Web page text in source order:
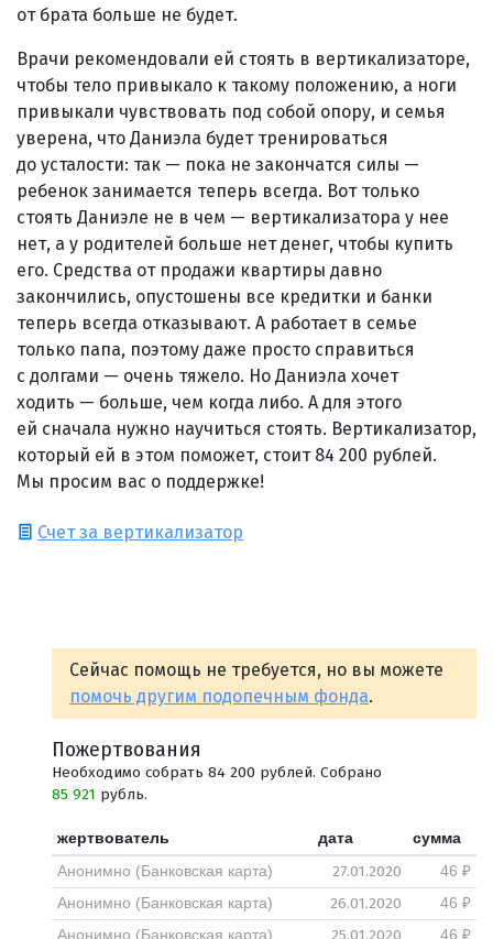
от брата больше не будет.
Врачи рекомендовали ей стоять в вертикализаторе,
чтобы тело привыкало к такому положению, а ноги
привыкали чувствовать под собой опору, и семья
уверена, что Даниэла будет тренироваться
до усталости: так — пока не закончатся силы —
ребенок занимается теперь всегда. Вот только
стоять Даниэле не в чем — вертикализатора у нее
нет, а у родителей больше нет денег, чтобы купить
его. Средства от продажи квартиры давно
закончились, опустошены все кредитки и банки
теперь всегда отказывают. А работает в семье
только папа, поэтому даже просто справиться
с долгами — очень тяжело. Но Даниэла хочет
ходить — больше, чем когда либо. А для этого
ей сначала нужно научиться стоять. Вертикализатор,
который ей в этом поможет, стоит 84 200 рублей.
Мы просим вас о поддержке!
Счет за вертикализатор
Сейчас помощь не требуется, но вы можете
помочь другим подопечным фонда.
Пожертвования
Необходимо собрать 84 200 рублей. Собрано
85 921 рубль.
жертвователь дата
сумма
Анонимно (Банковская карта)
27.01.2020
46 ₽
Анонимно (Банковская карта)
26.01.2020
46 ₽
Анонимно (Банковская карта)
25.01.2020
46 ₽